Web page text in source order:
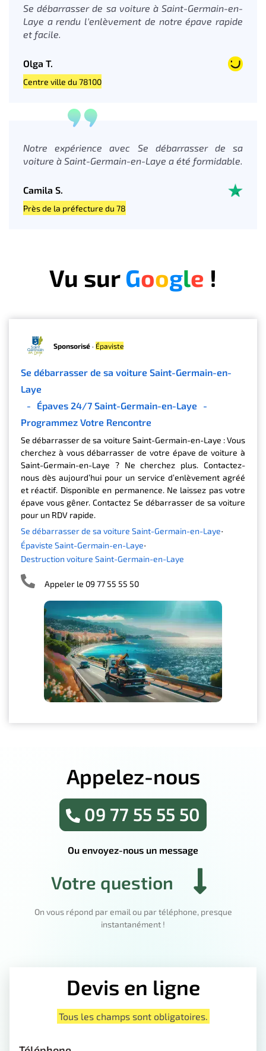
Se débarrasser de sa voiture à Saint-Germain-en-
Laye a rendu l'enlèvement de notre épave rapide
et facile.
Olga T.
Centre ville du 78100
Notre expérience avec Se débarrasser de sa
voiture à Saint-Germain-en-Laye a été formidable.
Camila S.
Près de la préfecture du 78
Vu surGoogle !
Sponsorisé · Épaviste
Se débarrasser de sa voiture Saint-Germain-en-
Laye
-
Épaves 24/7 Saint-Germain-en-Laye -
Programmez Votre Rencontre
Se débarrasser de sa voiture Saint-Germain-en-Laye : Vous
cherchez à vous débarrasser de votre épave de voiture à
Saint-Germain-en-Laye ? Ne cherchez plus. Contactez-
nous dès aujourd’hui pour un service d’enlèvement agréé
et réactif. Disponible en permanence. Ne laissez pas votre
épave vous gêner. Contactez Se débarrasser de sa voiture
pour un RDV rapide.
Se débarrasser de sa voiture Saint-Germain-en-Laye
Épaviste Saint-Germain-en-Laye
Destruction voiture Saint-Germain-en-Laye
Appeler le 09 77 55 55 50
Appelez-nous
09 77 55 55 50
Ou envoyez-nous un message
Votre question
On vous répond par email ou par téléphone, presque
instantanément !
Devis en ligne
Tous les champs sont obligatoires.